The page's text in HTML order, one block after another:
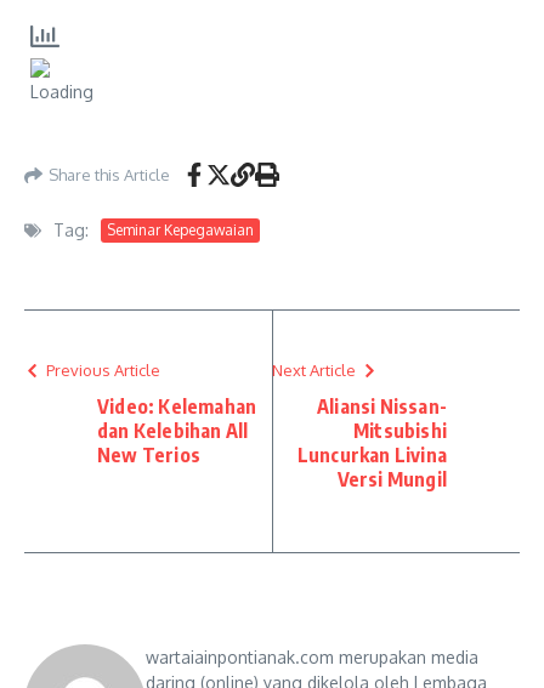
Share this Article
Tag: Seminar Kepegawaian
Previous Article
Video: Kelemahan
dan Kelebihan All
New Terios
Next Article
Aliansi Nissan-
Mitsubishi
Luncurkan Livina
Versi Mungil
wartaiainpontianak.com merupakan media
daring (online) yang dikelola oleh Lembaga